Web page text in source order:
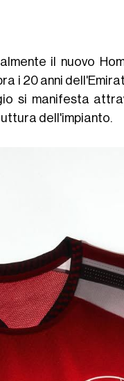
il nuovo
i 20 anni
si manifesta
dell'impianto.